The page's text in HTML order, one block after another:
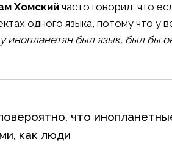
Хомский часто говорил, что
одного языка, потому что у
инопланетян был язык, был бы
что
как люди